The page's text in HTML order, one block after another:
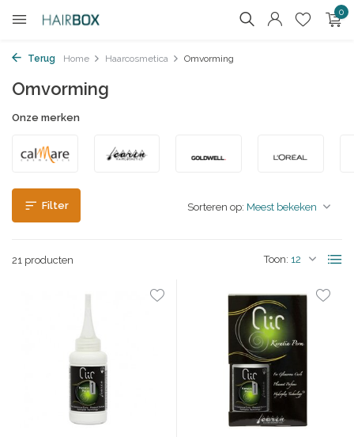
0
Terug Home Haarcosmetica Omvorming
Omvorming
Onze merken
Filter
21 producten Toon:
Sorteren op: